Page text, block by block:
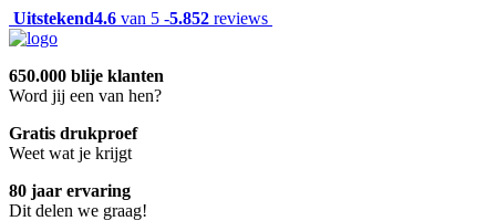
Uitstekend4.6 van 5 -5.852 reviews
650.000 blije klanten
Word jij een van hen?
Gratis drukproef
Weet wat je krijgt
80 jaar ervaring
Dit delen we graag!